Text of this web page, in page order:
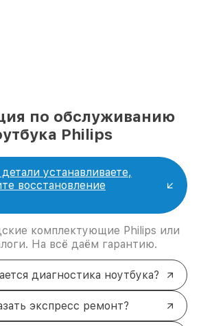
по обслуживанию
Philips
устанавливаете,
восстановление
комплектующие Philips или
На всё даём гарантию.
диагностика ноутбука?
экспресс ремонт?